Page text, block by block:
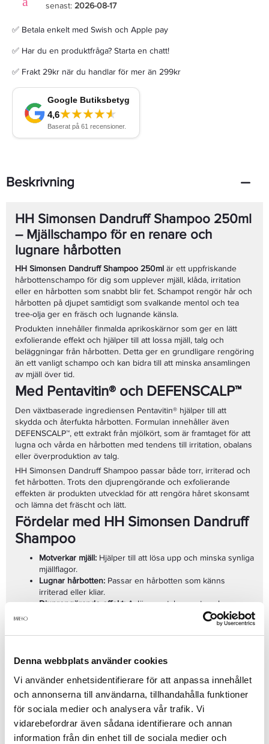
Denna webbplats använder cookies
Vi använder enhetsidentifierare för att anpassa innehållet
och annonserna till användarna, tillhandahålla funktioner
för sociala medier och analysera vår trafik. Vi
vidarebefordrar även sådana identifierare och annan
information från din enhet till de sociala medier och
senast: 2026-08-17
✅ Betala enkelt med Swish och Apple pay
✅ Har du en produktfråga? Starta en chatt!
✅ Frakt 29kr när du handlar för mer än 299kr
Beskrivning
HH Simonsen Dandruff Shampoo 250ml
– Mjällschampo för en renare och
lugnare hårbotten
HH Simonsen Dandruff Shampoo 250ml är ett uppfriskande
hårbottenschampo för dig som upplever mjäll, klåda, irritation
eller en hårbotten som snabbt blir fet. Schampot rengör hår och
hårbotten på djupet samtidigt som svalkande mentol och tea
tree-olja ger en fräsch och lugnande känsla.
Produkten innehåller finmalda aprikoskärnor som ger en lätt
exfolierande effekt och hjälper till att lossa mjäll, talg och
beläggningar från hårbotten. Detta ger en grundligare rengöring
än ett vanligt schampo och kan bidra till att minska ansamlingen
av mjäll över tid.
Med Pentavitin® och DEFENSCALP™
Den växtbaserade ingrediensen Pentavitin® hjälper till att
skydda och återfukta hårbotten. Formulan innehåller även
DEFENSCALP™, ett extrakt från mjölkört, som är framtaget för att
lugna och vårda en hårbotten med tendens till irritation, obalans
eller överproduktion av talg.
HH Simonsen Dandruff Shampoo passar både torr, irriterad och
fet hårbotten. Trots den djuprengörande och exfolierande
effekten är produkten utvecklad för att rengöra håret skonsamt
och lämna det fräscht och lätt.
Fördelar med HH Simonsen Dandruff
Shampoo
Motverkar mjäll: Hjälper till att lösa upp och minska synliga
mjällflagor.
Lugnar hårbotten: Passar en hårbotten som känns
irriterad eller kliar.
Djuprengörande effekt:Avlägsnar talg, smuts och
Ger en rengörande och uppfriskande
hårbottenkänsla.
kylande effekt.
hjälper till att lossa beläggningar.
Med Pentavitin®:Bidrar till att skydda och återfukta
hårbotten.
Med DEFENSCALP™: Hjälper till att lugna och vårda en
hårbotten i obalans.
För torr eller fet hårbotten:Passar flera typer av mjäll- och
Användning
Applicera schampot i vått hår och massera försiktigt in det i
hårbotten med fingertopparna. Låt de exfolierande
aprikoskärnorna arbeta över hårbotten utan att skrubba hårt.
Låt gärna schampot verka i ett par minuter och skölj därefter
noggrant. Upprepa vid behov. Anpassa användningsfrekvensen
efter hårbottens behov och minska användningen om hårbotten
känns torr eller känslig.